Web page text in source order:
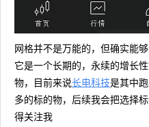
网格并不是万能的，但确实能
它是一个长期的，永续的增长
物，目前来说长电科技是其中
多的标的物，后续我会把选择
得关注我